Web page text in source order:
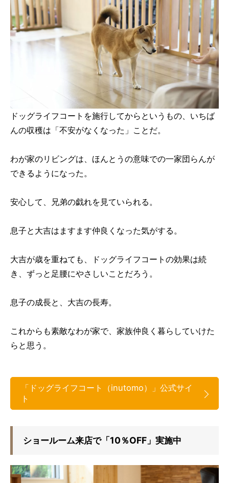
ドッグライフコートを施行してからというもの、いちば
んの収穫は「不安がなくなった」ことだ。
わが家のリビングは、ほんとうの意味での一家団らんが
できるようになった。
安心して、兄弟の戯れを見ていられる。
息子と大吉はますます仲良くなった気がする。
大吉が歳を重ねても、ドッグライフコートの効果は続
き、ずっと足腰にやさしいことだろう。
息子の成長と、大吉の長寿。
これからも素敵なわが家で、家族仲良く暮らしていけた
らと思う。
「ドッグライフコート（inutomo）」公式サイ
ト
ショールーム来店で「10％OFF」実施中